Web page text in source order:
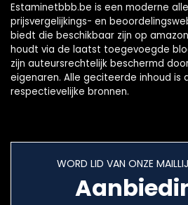
Estaminetbbb.be is een moderne
prijsvergelijkings- en
biedt die beschikbaar zijn op
houdt via de laatst toegevoegde
zijn auteursrechtelijk beschermd
eigenaren. Alle geciteerde inhoud is
respectievelijke bronnen.
WORD LID VAN ONZE